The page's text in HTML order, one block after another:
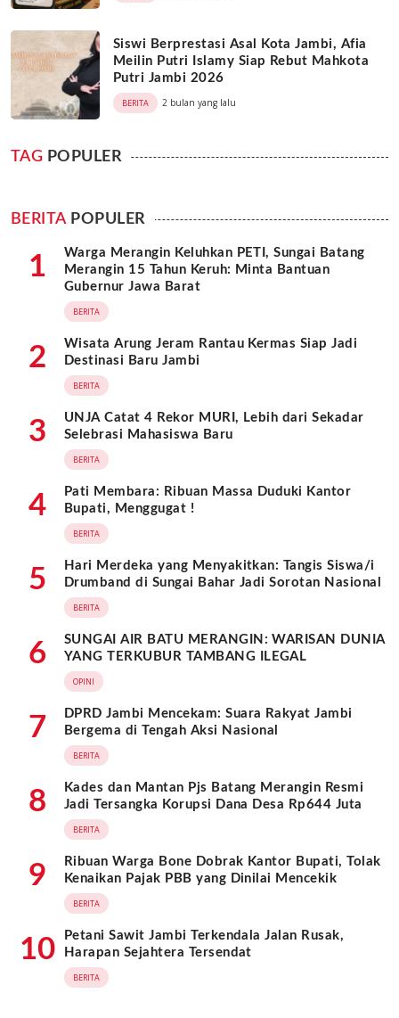
Siswi Berprestasi Asal Kota Jambi, Afia
Meilin Putri Islamy Siap Rebut Mahkota
Putri Jambi 2026
BERITA 2 bulan yang lalu
TAG POPULER
BERITAPOPULER
1
Warga Merangin Keluhkan PETI, Sungai Batang
Merangin 15 Tahun Keruh: Minta Bantuan
Gubernur Jawa Barat
BERITA
2
Wisata Arung Jeram Rantau Kermas Siap Jadi
Destinasi Baru Jambi
BERITA
3
UNJA Catat 4 Rekor MURI, Lebih dari Sekadar
Selebrasi Mahasiswa Baru
BERITA
4
Pati Membara: Ribuan Massa Duduki Kantor
Bupati, Menggugat !
BERITA
5
Hari Merdeka yang Menyakitkan: Tangis Siswa/i
Drumband di Sungai Bahar Jadi Sorotan Nasional
BERITA
6
SUNGAI AIR BATU MERANGIN: WARISAN DUNIA
YANG TERKUBUR TAMBANG ILEGAL
OPINI
7
DPRD Jambi Mencekam: Suara Rakyat Jambi
Bergema di Tengah Aksi Nasional
BERITA
8
Kades dan Mantan Pjs Batang Merangin Resmi
Jadi Tersangka Korupsi Dana Desa Rp644 Juta
BERITA
9
Ribuan Warga Bone Dobrak Kantor Bupati, Tolak
Kenaikan Pajak PBB yang Dinilai Mencekik
BERITA
10
Petani Sawit Jambi Terkendala Jalan Rusak,
Harapan Sejahtera Tersendat
BERITA